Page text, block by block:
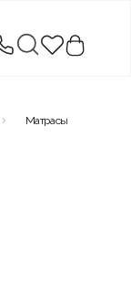
Матрасы